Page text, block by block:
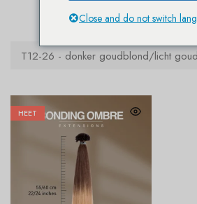
T12-26 - donker goudblond/licht
HEET
Close and do not switch